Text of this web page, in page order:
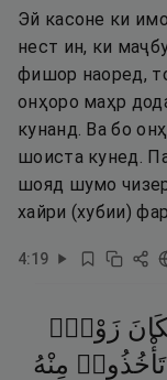
Эй касоне ки
нест ин, ки
фишор наоред,
онҳоро маҳр
кунанд. Ва бо
шоиста кунед.
шояд шумо
хайри (хубии)
4:19
زَوْجٍۢ
تَأْخُذُوا۟ مِنْهُ